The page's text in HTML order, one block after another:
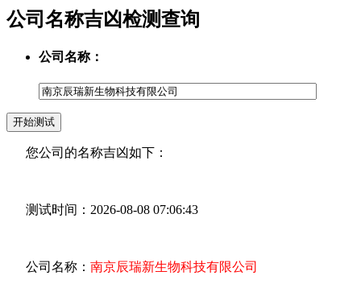
公司名称吉凶检测查询
公司名称：
您公司的名称吉凶如下：
测试时间：2026-08-08 07:06:43
公司名称： 南京辰瑞新生物科技有限公司